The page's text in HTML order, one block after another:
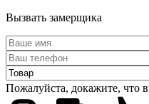
Вызвать замерщика
Пожалуйста, докажите, что